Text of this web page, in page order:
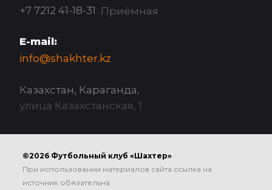
+7 7212 41-18-31 Приёмная
E-mail:
info@shakhter.kz
Казахстан, Караганда,
улица Казахстанская, 1
©2026 Футбольный клуб «Шахтер»
При использовании материалов сайта ссылка на
источник обязательна